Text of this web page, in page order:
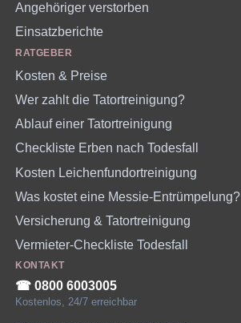
Angehöriger verstorben
Einsatzberichte
RATGEBER
Kosten & Preise
Wer zahlt die Tatortreinigung?
Ablauf einer Tatortreinigung
Checkliste Erben nach Todesfall
Kosten Leichenfundortreinigung
Was kostet eine Messie-Entrümpelung?
Versicherung & Tatortreinigung
Vermieter-Checkliste Todesfall
KONTAKT
☎︎ 0800 6003005
Kostenlos, 24/7 erreichbar